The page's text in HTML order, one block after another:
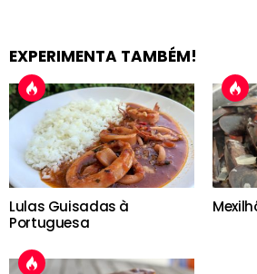
EXPERIMENTA TAMBÉM!
Lulas Guisadas à
Portuguesa